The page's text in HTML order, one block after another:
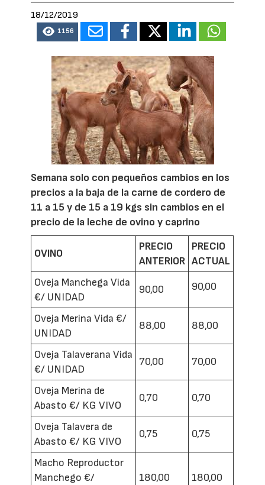
18/12/2019
1156
Semana solo con pequeños cambios en los
precios a la baja de la carne de cordero de
11 a 15 y de 15 a 19 kgs sin cambios en el
precio de la leche de ovino y caprino
OVINO
PRECIO
ANTERIOR
PRECIO
ACTUAL
Oveja Manchega Vida
€/ UNIDAD
90,00 90,00
Oveja Merina Vida €/
UNIDAD
88,00 88,00
Oveja Talaverana Vida
€/ UNIDAD
70,00 70,00
Oveja Merina de
Abasto €/ KG VIVO
0,70 0,70
Oveja Talavera de
Abasto €/ KG VIVO
0,75 0,75
Macho Reproductor
Manchego €/
180,00 180,00